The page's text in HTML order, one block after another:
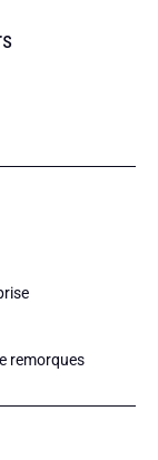
remorques